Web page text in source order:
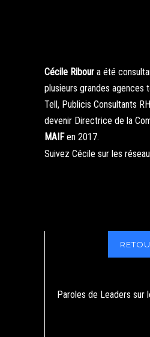
Cécile Ribour a été
plusieurs grandes agences
Tell, Publicis Consultants
devenir Directrice de la
MAIFen 2017.
Suivez Cécile sur les
Paroles de Leaders sur